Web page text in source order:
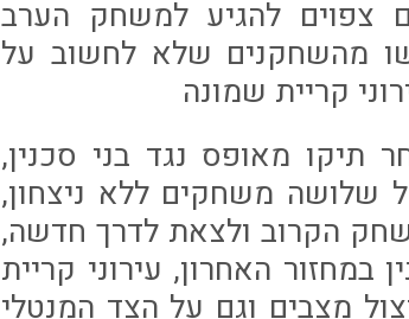
מעדכנים כי 5,000 אוהדים צפוים להגיע למשחק הערב
מהשחקנים שלא לחשוב על
קריית שמונה
תיקו מאופס נגד בני סכנין,
שלושה משחקים ללא ניצחון,
הקרוב ולצאת לדרך חדשה,
האחרון, עירוני קריית
מצבים וגם על הצד המנטלי